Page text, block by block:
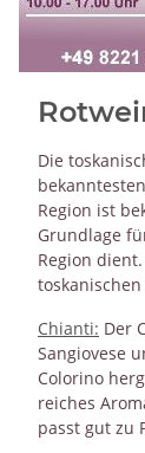
Die
Region ist
Grundlage
Region
Chianti: Der
Sangiovese
Colorino
reiches
passt gut zu